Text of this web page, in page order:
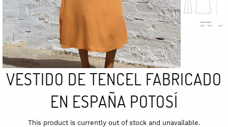
VESTIDO DE TENCEL FABRICADO
EN ESPAÑA POTOSÍ
This product is currently out of stock and unavailable.